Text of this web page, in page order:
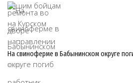
На свиноферме в Бабынинском округе
08/08